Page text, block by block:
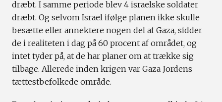
dræbt. I samme periode blev 4 israelske soldater
dræbt. Og selvom Israel ifølge planen ikke skulle
besætte eller annektere nogen del af Gaza, sidder
de i realiteten i dag på 60 procent af området, og
intet tyder på, at de har planer om at trække sig
tilbage. Allerede inden krigen var Gaza Jordens
tættestbefolkede område.